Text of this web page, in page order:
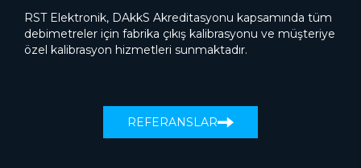
RST Elektronik, DAkkS Akreditasyonu kapsamında tüm
debimetreler için fabrika çıkış kalibrasyonu ve müşteriye
özel kalibrasyon hizmetleri sunmaktadır.
REFERANSLAR